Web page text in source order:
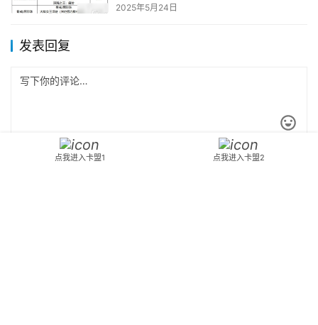
2025年5月24日
发表回复
昵称：点我进入卡盟1 点我进入卡盟2